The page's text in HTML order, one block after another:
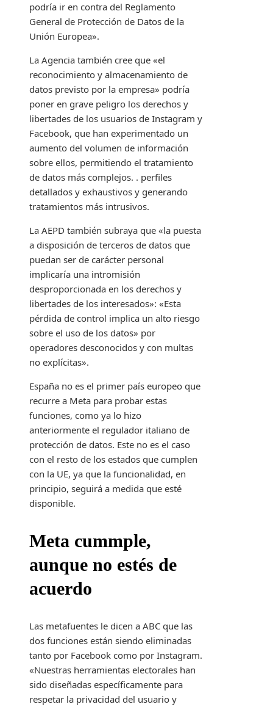
podría ir en contra del Reglamento
General de Protección de Datos de la
Unión Europea».
La Agencia también cree que «el
reconocimiento y almacenamiento de
datos previsto por la empresa» podría
poner en grave peligro los derechos y
libertades de los usuarios de Instagram y
Facebook, que han experimentado un
aumento del volumen de información
sobre ellos, permitiendo el tratamiento
de datos más complejos. . perfiles
detallados y exhaustivos y generando
tratamientos más intrusivos.
La AEPD también subraya que «la puesta
a disposición de terceros de datos que
puedan ser de carácter personal
implicaría una intromisión
desproporcionada en los derechos y
libertades de los interesados»: «Esta
pérdida de control implica un alto riesgo
sobre el uso de los datos» por
operadores desconocidos y con multas
no explícitas».
España no es el primer país europeo que
recurre a Meta para probar estas
funciones, como ya lo hizo
anteriormente el regulador italiano de
protección de datos. Este no es el caso
con el resto de los estados que cumplen
con la UE, ya que la funcionalidad, en
principio, seguirá a medida que esté
disponible.
Meta cummple,
aunque no estés de
acuerdo
Las metafuentes le dicen a ABC que las
dos funciones están siendo eliminadas
tanto por Facebook como por Instagram.
«Nuestras herramientas electorales han
sido diseñadas específicamente para
respetar la privacidad del usuario y